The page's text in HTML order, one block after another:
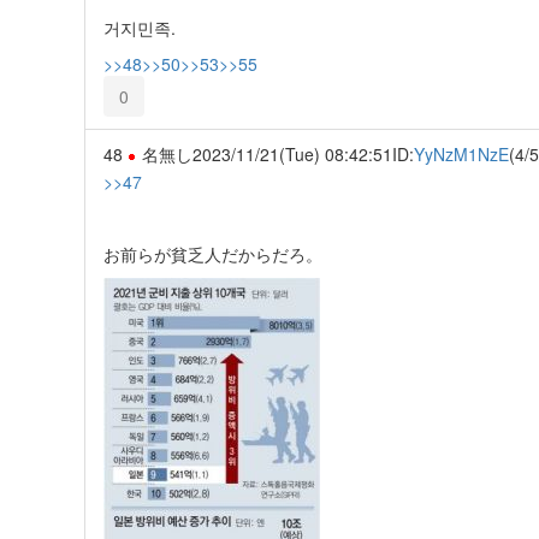
거지민족.
>>48>>50>>53>>55
0
48 名無し2023/11/21(Tue) 08:42:51 ID:YyNzM1NzE(4/
>>47
お前らが貧乏人だからだろ。